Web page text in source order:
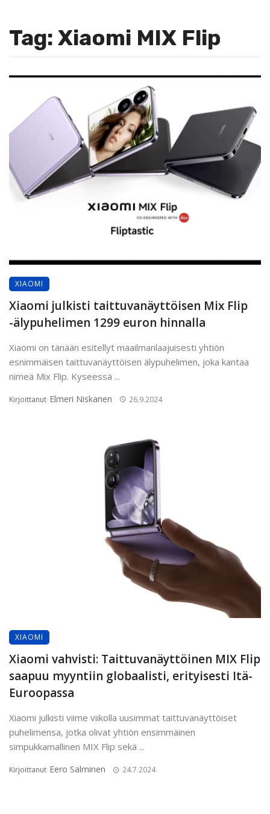
Tag: Xiaomi MIX Flip
XIAOMI
Xiaomi julkisti taittuvanäyttöisen Mix Flip
-älypuhelimen 1299 euron hinnalla
Xiaomi on tänään esitellyt maailmanlaajuisesti yhtiön
esnimmäisen taittuvanäyttöisen älypuhelimen, joka kantaa
nimeä Mix Flip. Kyseessä ...
Kirjoittanut Elmeri Niskanen 26.9.2024
XIAOMI
Xiaomi vahvisti: Taittuvanäyttöinen MIX Flip
saapuu myyntiin globaalisti, erityisesti Itä-
Euroopassa
Xiaomi julkisti viime viikolla uusimmat taittuvanäyttöiset
puhelimensa, jotka olivat yhtiön ensimmäinen
simpukkamallinen MIX Flip sekä ...
Kirjoittanut Eero Salminen 24.7.2024